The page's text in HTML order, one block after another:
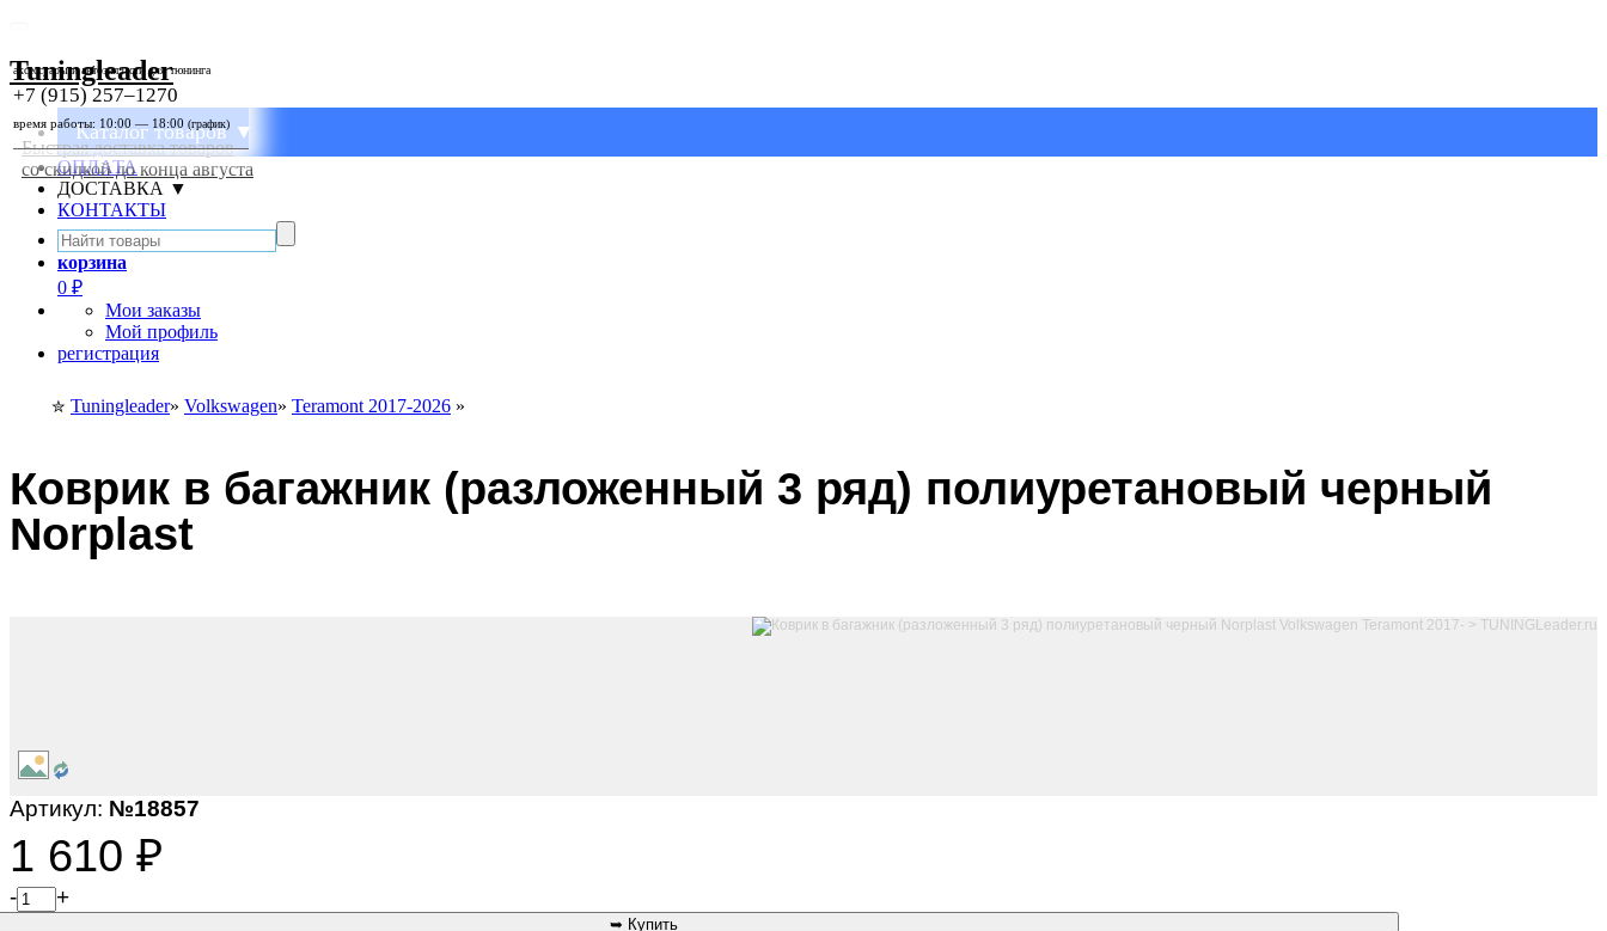
Tuningleader
аксессуары и автозапчасти для тюнинга
+7 (915) 257–1270
время работы: 10:00 — 18:00 (график)
Быстрая доставка товаров
со скидкой до конца августа
Каталог товаров ▼
ОПЛАТА
ДОСТАВКА ▼
КОНТАКТЫ
корзина
0 ₽
Мои заказы
Мой профиль
регистрация
✮ Tuningleader» Volkswagen» Teramont 2017-2026 »
Коврик в багажник (разложенный 3 ряд) полиуретановый черный
Norplast
Артикул: №18857
1 610 ₽
- +